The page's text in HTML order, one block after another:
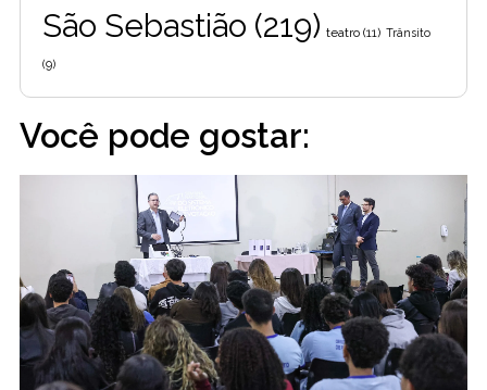
São Sebastião (219) teatro (11) Trânsito
(9)
Você pode gostar: